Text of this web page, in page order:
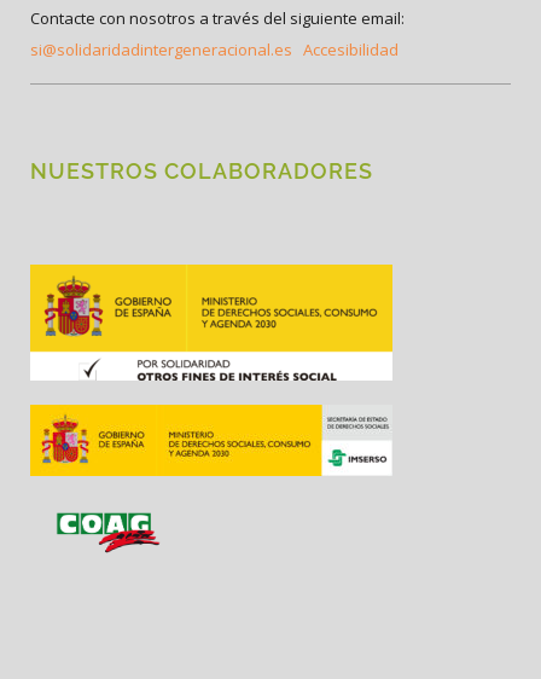
Contacte con nosotros a través del siguiente email:
si@solidaridadintergeneracional.es Accesibilidad
NUESTROS COLABORADORES